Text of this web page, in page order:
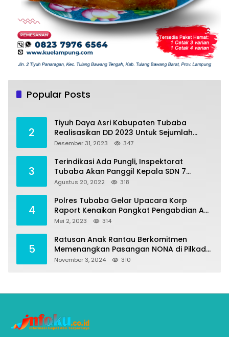
Popular Posts
Pembangunan
Juli 4, 2022
2
Tiyuh Daya Asri Kabupaten Tubaba
Realisasikan DD 2023 Untuk Sejumlah
Program Pembangunan
Desember 31, 2023 347
3
Terindikasi Ada Pungli, Inspektorat
Tubaba Akan Panggil Kepala SDN 7
Penumangan Baru
Agustus 20, 2022 318
4
Polres Tubaba Gelar Upacara Korp
Raport Kenaikan Pangkat Pengabdian AKP
Alaidin Effendi
Mei 2, 2023 314
5
Ratusan Anak Rantau Berkomitmen
Memenangkan Pasangan NONA di Pilkada
Tubaba 2024
November 3, 2024 310